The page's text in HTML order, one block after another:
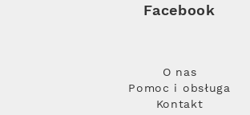
Facebook
O nas
Pomoc i obsługa
Kontakt